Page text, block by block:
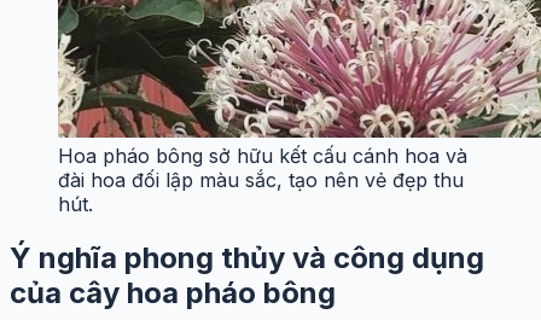
Hoa pháo bông sở hữu kết cấu cánh hoa và
đài hoa đối lập màu sắc, tạo nên vẻ đẹp thu
hút.
Ý nghĩa phong thủy và công dụng
của cây hoa pháo bông